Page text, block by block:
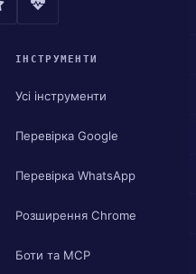
ІНСТРУМЕНТИ
Усі інструменти
Перевірка Google
Перевірка WhatsApp
Розширення Chrome
Боти та MCP